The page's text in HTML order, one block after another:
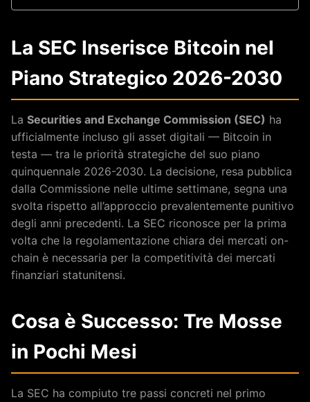
La SEC Inserisce Bitcoin nel
Piano Strategico 2026-2030
La Securities and Exchange Commission (SEC) ha
ufficialmente incluso gli asset digitali — Bitcoin in
testa — tra le priorità strategiche del suo piano
quinquennale 2026-2030. La decisione, resa pubblica
dalla Commissione nelle ultime settimane, segna una
svolta rispetto all’approccio prevalentemente punitivo
degli anni precedenti. La SEC riconosce per la prima
volta che la regolamentazione chiara dei mercati on-
chain è necessaria per la competitività dei mercati
finanziari statunitensi.
Cosa è Successo: Tre Mosse
in Pochi Mesi
La SEC ha compiuto tre passi concreti nel primo